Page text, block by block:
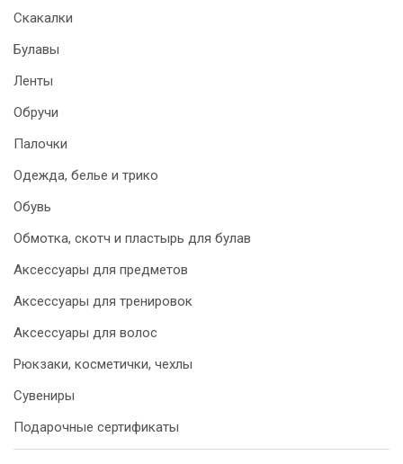
Скакалки
Булавы
Ленты
Обручи
Палочки
Одежда, белье и трико
Обувь
Обмотка, скотч и пластырь для булав
Аксессуары для предметов
Аксессуары для тренировок
Аксессуары для волос
Рюкзаки, косметички, чехлы
Сувениры
Подарочные сертификаты